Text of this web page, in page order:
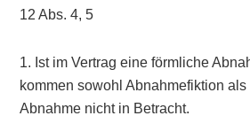
12 Abs. 4, 5
1. Ist im Vertrag eine förmliche
kommen sowohl Abnahmefiktion
Abnahme nicht in Betracht.